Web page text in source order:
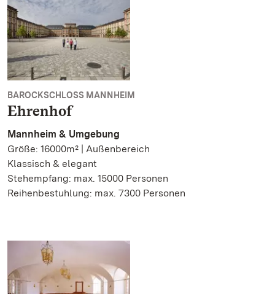
BAROCKSCHLOSS MANNHEIM
Ehrenhof
Mannheim & Umgebung
Größe: 16000m² | Außenbereich
Klassisch & elegant
Stehempfang: max. 15000 Personen
Reihenbestuhlung: max. 7300 Personen